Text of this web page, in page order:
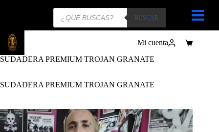
Búsqueda
BUSCAR
Mi cuenta
Carro
SUDADERA PREMIUM TROJAN GRANATE
SUDADERA PREMIUM TROJAN GRANATE